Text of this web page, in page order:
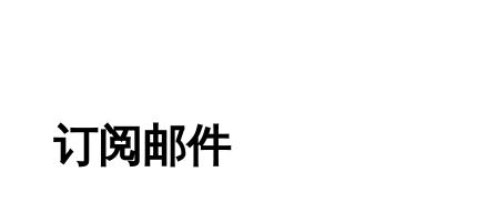
订阅邮件